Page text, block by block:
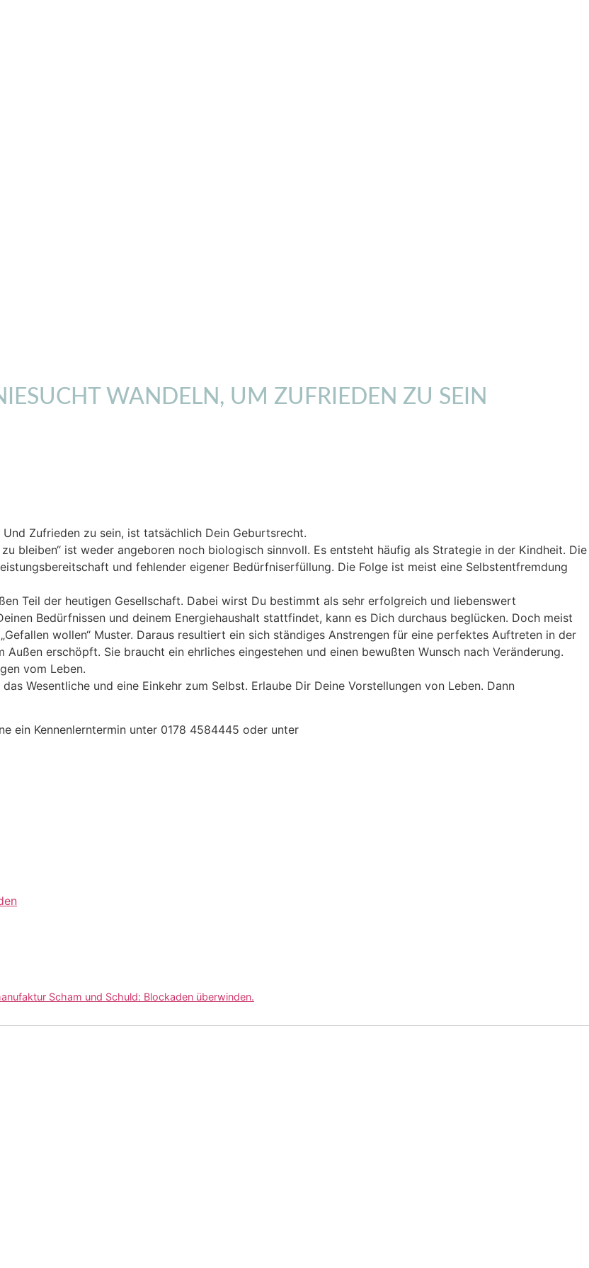
WANDELN, UM ZUFRIEDEN ZU SEIN
Zufrieden zu sein, ist tatsächlich Dein Geburtsrecht.
bleiben“ ist weder angeboren noch biologisch sinnvoll. Es entsteht häufig als Strategie in der Kindheit. Die
und fehlender eigener Bedürfniserfüllung. Die Folge ist meist eine Selbstentfremdung
Teil der heutigen Gesellschaft. Dabei wirst Du bestimmt als sehr erfolgreich und liebenswert
Bedürfnissen und deinem Energiehaushalt stattfindet, kann es Dich durchaus beglücken. Doch meist
wollen“ Muster. Daraus resultiert ein sich ständiges Anstrengen für eine perfektes Auftreten in der
erschöpft. Sie braucht ein ehrliches eingestehen und einen bewußten Wunsch nach Veränderung.
vom Leben.
Wesentliche und eine Einkehr zum Selbst. Erlaube Dir Deine Vorstellungen von Leben. Dann
ein Kennenlerntermin unter 0178 4584445 oder unter
Scham und Schuld: Blockaden überwinden.